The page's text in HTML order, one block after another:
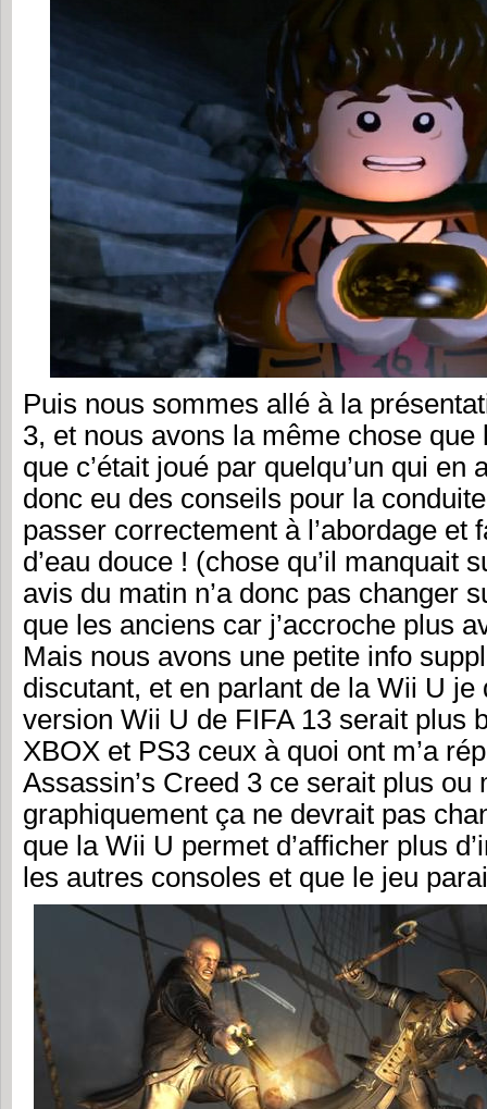
Puis nous sommes allé à la
3, et nous avons la même chose
que c’était joué par quelqu’un qui en
donc eu des conseils pour la
passer correctement à l’abordage et
d’eau douce ! (chose qu’il manquait
avis du matin n’a donc pas changer
que les anciens car j’accroche plus
Mais nous avons une petite info
discutant, et en parlant de la Wii U je
version Wii U de FIFA 13 serait plus
XBOX et PS3 ceux à quoi ont m’a
Assassin’s Creed 3 ce serait plus ou
graphiquement ça ne devrait pas
que la Wii U permet d’afficher plus
les autres consoles et que le jeu